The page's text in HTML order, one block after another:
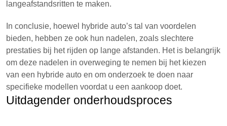
langeafstandsritten te maken.
In conclusie, hoewel hybride auto’s tal van voordelen
bieden, hebben ze ook hun nadelen, zoals slechtere
prestaties bij het rijden op lange afstanden. Het is belangrijk
om deze nadelen in overweging te nemen bij het kiezen
van een hybride auto en om onderzoek te doen naar
specifieke modellen voordat u een aankoop doet.
Uitdagender onderhoudsproces